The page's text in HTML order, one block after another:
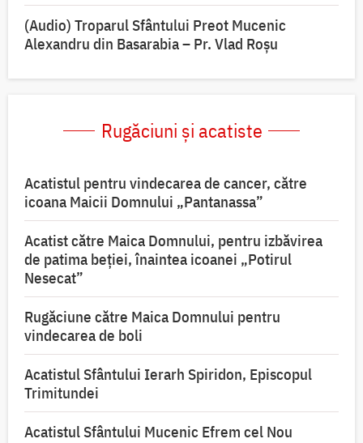
(Audio) Troparul Sfântului Preot Mucenic
Alexandru din Basarabia – Pr. Vlad Roșu
Rugăciuni și acatiste
Acatistul pentru vindecarea de cancer, către
icoana Maicii Domnului „Pantanassa”
Acatist către Maica Domnului, pentru izbăvirea
de patima beției, înaintea icoanei „Potirul
Nesecat”
Rugăciune către Maica Domnului pentru
vindecarea de boli
Acatistul Sfântului Ierarh Spiridon, Episcopul
Trimitundei
Acatistul Sfântului Mucenic Efrem cel Nou